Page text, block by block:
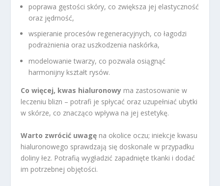
poprawa gęstości skóry, co zwiększa jej elastyczność
oraz jędrność,
wspieranie procesów regeneracyjnych, co łagodzi
podrażnienia oraz uszkodzenia naskórka,
modelowanie twarzy, co pozwala osiągnąć
harmonijny kształt rysów.
Co więcej, kwas hialuronowy ma zastosowanie w
leczeniu blizn – potrafi je spłycać oraz uzupełniać ubytki
w skórze, co znacząco wpływa na jej estetykę.
Warto zwrócić uwagę na okolice oczu; iniekcje kwasu
hialuronowego sprawdzają się doskonale w przypadku
doliny łez. Potrafią wygładzić zapadnięte tkanki i dodać
im potrzebnej objętości.